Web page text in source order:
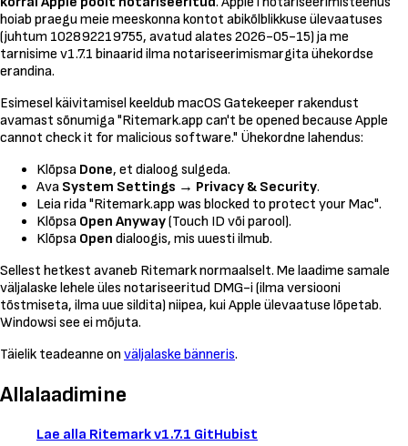
hoiab praegu meie meeskonna kontot abikõlblikkuse ülevaatuses
(juhtum 102892219755, avatud alates 2026-05-15) ja me
tarnisime v1.7.1 binaarid ilma notariseerimismargita ühekordse
erandina.
Esimesel käivitamisel keeldub macOS Gatekeeper rakendust
avamast sõnumiga"Ritemark.app can't be opened because Apple
cannot check it for malicious software." Ühekordne lahendus:
Klõpsa Done, et dialoog sulgeda.
Ava System Settings → Privacy & Security.
Leia rida"Ritemark.app was blocked to protect your Mac".
Klõpsa Open Anyway(Touch ID või parool).
Klõpsa Open dialoogis, mis uuesti ilmub.
Sellest hetkest avaneb Ritemark normaalselt. Me laadime samale
väljalaske lehele üles notariseeritud DMG-i (ilma versiooni
tõstmiseta, ilma uue sildita) niipea, kui Apple ülevaatuse lõpetab.
Windowsi see ei mõjuta.
Täielik teadeanne on väljalaske bänneris.
Allalaadimine
Lae alla Ritemark v1.7.1 GitHubist